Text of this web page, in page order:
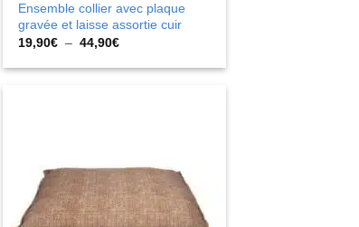
Ensemble collier avec plaque
gravée et laisse assortie cuir
19,90€ – 44,90€Plage
prix :